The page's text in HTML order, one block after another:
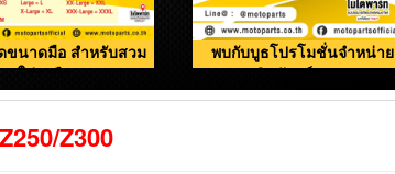
ขนาดมือ สำหรับสวม
ใส่ถุงมือ
พบกับบูธโปรโมชั่นจำหน่าย
ผลิตภัณฑ์ดูแลรถ
Z300